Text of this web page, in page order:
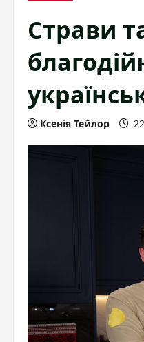
Страви
Ксенія Тейлор